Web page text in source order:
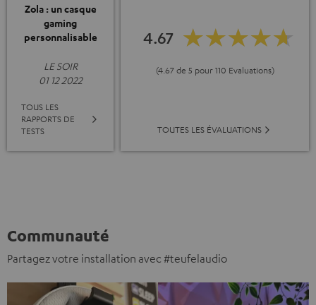
Zola : un casque
gaming
personnalisable
LE SOIR
01 12 2022
TOUS LES
RAPPORTS DE
TESTS
4.67
(4.67 de 5 pour 110 Evaluations)
TOUTES LES ÉVALUATIONS
Communauté
Partagez votre installation avec #teufelaudio